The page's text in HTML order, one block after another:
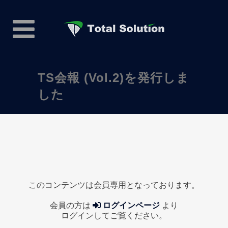
TS会報 (Vol.2)を発行しま
した
このコンテンツは会員専用となっております。
会員の方は ログインページ より
ログインしてご覧ください。